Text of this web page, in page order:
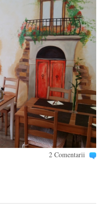
2 Comentarii